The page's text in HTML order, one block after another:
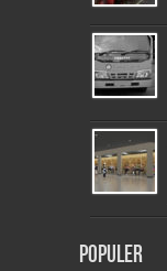
Populer